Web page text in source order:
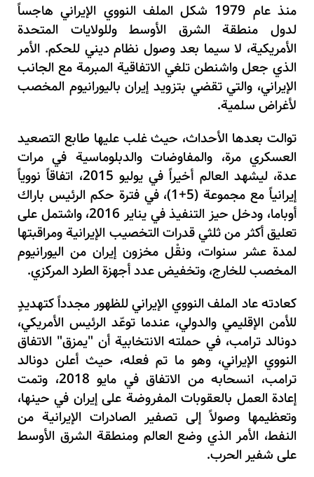
منذ عام 1979 شكل الملف النووي الإيراني هاجساً
لدول منطقة الشرق الأوسط وللولايات المتحدة
الأمريكية، لا سيما بعد وصول نظام ديني للحكم. الأمر
الذي جعل واشنطن تلغي الاتفاقية المبرمة مع الجانب
الإيراني، والتي تقضي بتزويد إيران باليورانيوم المخصب
لأغراض سلمية.
توالت بعدها الأحداث، حيث غلب عليها طابع التصعيد
العسكري مرة، والمفاوضات والدبلوماسية في مرات
عدة، ليشهد العالم أخيراً في يوليو 2015، اتفاقاً نووياً
إيرانياً مع مجموعة (5+1)، في فترة حكم الرئيس باراك
أوباما، ودخل حيز التنفيذ فييناير 2016،
واشتمل على
تعليق أكثر من ثلثي قدرات التخصيب الإيرانية ومراقبتها
لمدة عشر سنوات، ونقْل مخزون إيران من اليورانيوم
المخصب للخارج، وتخفيض عدد أجهزة الطرد المركزي.
كعادته عاد الملف النووي الإيراني للظهور مجدداً كتهديدٍ
للأمن الإقليمي والدولي، عندما توعّد الرئيس الأمريكي،
دونالد ترامب، في حملته الانتخابية أن "يمزق" الاتفاق
النووي الإيراني، وهو ما تم فعله، حيث أعلن دونالد
ترامب، انسحابه من الاتفاق في مايو 2018، وتمت
إعادة العمل بالعقوبات المفروضة على إيران في حينها،
وتعظيمها وصولاً إلى تصفير الصادرات الإيرانية من
النفط، الأمر الذي وضع العالم ومنطقة الشرق الأوسط
على شفير الحرب.